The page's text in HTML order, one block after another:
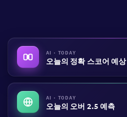
AI · TODAY
오늘의 정확 스코어 예상
AI · TODAY
오늘의 오버 2.5 예측